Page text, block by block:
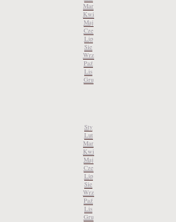
Mar
Kwi
Maj
Cze
Lip
Sie
Wrz
Paź
Lis
Gru
Sty
Lut
Mar
Kwi
Maj
Cze
Lip
Sie
Wrz
Paź
Lis
Gru